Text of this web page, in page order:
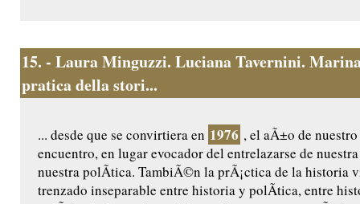
15. - Laura Minguzzi. Luciana Tavernini.
pratica della stori...
... desde que se convirtiera en 1976 , el aÃ±o de
encuentro, en lugar evocador del entrelazarse de
nuestra polÃ­tica. TambiÃ©n la prÃ¡ctica de la historia
trenzado inseparable entre historia y polÃ­tica, entre